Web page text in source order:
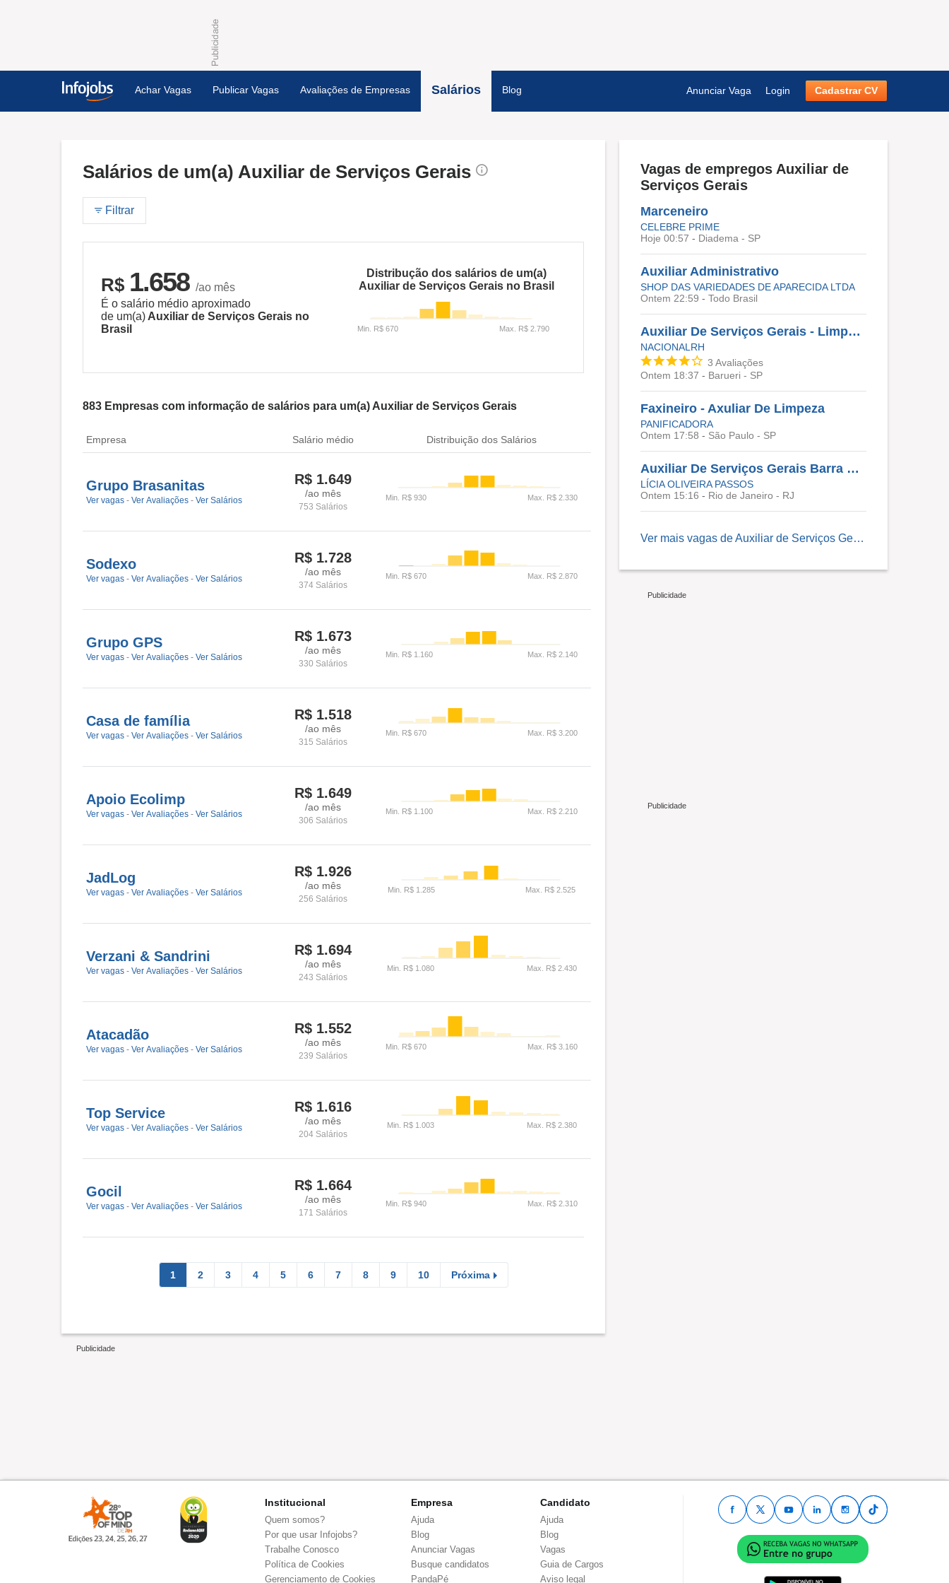
Achar Vagas Publicar Vagas Avaliações de Empresas Salários Blog Anunciar Vaga Login Cadastrar CV
Salários de um(a) Auxiliar de Serviços Gerais
Filtrar
R$ 1.658 /ao mês
É o salário médio aproximado
de um(a) Auxiliar de Serviços Gerais no
Brasil
Distribução dos salários de um(a)
Auxiliar de Serviços Gerais no Brasil
883 Empresas com informação de salários para um(a) Auxiliar de Serviços Gerais
Empresa Salário médio Distribuição dos Salários
Grupo Brasanitas
Ver vagas - Ver Avaliações - Ver Salários
R$ 1.649
/ao mês
753 Salários
Sodexo
Ver vagas - Ver Avaliações - Ver Salários
R$ 1.728
/ao mês
374 Salários
Grupo GPS
Ver vagas - Ver Avaliações - Ver Salários
R$ 1.673
/ao mês
330 Salários
Casa de família
Ver vagas - Ver Avaliações - Ver Salários
R$ 1.518
/ao mês
315 Salários
Apoio Ecolimp
Ver vagas - Ver Avaliações - Ver Salários
R$ 1.649
/ao mês
306 Salários
JadLog
Ver vagas - Ver Avaliações - Ver Salários
R$ 1.926
/ao mês
256 Salários
Verzani & Sandrini
Ver vagas - Ver Avaliações - Ver Salários
R$ 1.694
/ao mês
243 Salários
Atacadão
Ver vagas - Ver Avaliações - Ver Salários
R$ 1.552
/ao mês
239 Salários
Top Service
Ver vagas - Ver Avaliações - Ver Salários
R$ 1.616
/ao mês
204 Salários
Gocil
Ver vagas - Ver Avaliações - Ver Salários
R$ 1.664
/ao mês
171 Salários
1 2 3 4 5 6 7 8 9 10 Próxima
Vagas de empregos Auxiliar de
Serviços Gerais
Marceneiro
CELEBRE PRIME
Hoje 00:57 - Diadema - SP
Auxiliar Administrativo
SHOP DAS VARIEDADES DE APARECIDA LTDA
Ontem 22:59 - Todo Brasil
Auxiliar De Serviços Gerais - Limpeza
NACIONALRH
3 Avaliações
Ontem 18:37 - Barueri - SP
Faxineiro - Axuliar De Limpeza
PANIFICADORA
Ontem 17:58 - São Paulo - SP
Auxiliar De Serviços Gerais Barra Da Tijuca (Rio De Janeiro - RJ) #1108
LÍCIA OLIVEIRA PASSOS
Ontem 15:16 - Rio de Janeiro - RJ
Ver mais vagas deAuxiliar de Serviços Gerais
Institucional
Quem somos?
Por que usar Infojobs?
Trabalhe Conosco
Política de Cookies
Gerenciamento de Cookies
Empresa
Ajuda
Blog
Anunciar Vagas
Busque candidatos
PandaPé
Candidato
Ajuda
Blog
Vagas
Guia de Cargos
Aviso legal